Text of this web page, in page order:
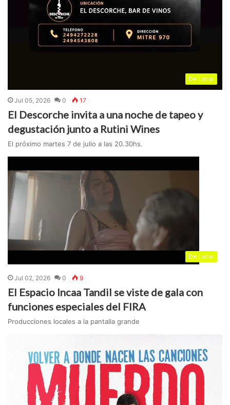
De Local
Jul 05, 2026 0 17
El Descorche invita a una noche de tapeo y
degustación junto a Rutini Wines
El próximo martes 7 de julio a las 20.30hs.
De Local
Jul 02, 2026 0 9
El Espacio Incaa Tandil se viste de gala con
funciones especiales del FIRA
Producciones locales a la pantalla grande